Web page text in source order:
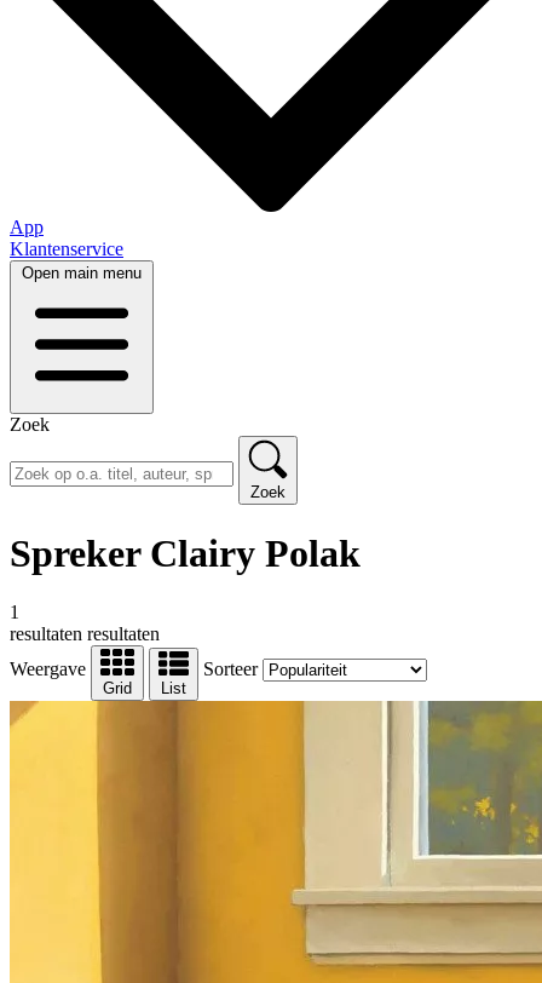
App
Klantenservice
Open main menu
Zoek
Zoek
Spreker Clairy Polak
1
resultaten resultaten
Weergave
Grid List
Sorteer